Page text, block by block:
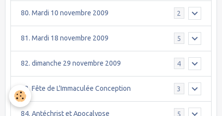
80. Mardi 10 novembre 2009 2
81. Mardi 18 novembre 2009 5
82. dimanche 29 novembre 2009 4
83. Fête de L'Immaculée Conception 3
84. Antéchrist et Apocalypse 5